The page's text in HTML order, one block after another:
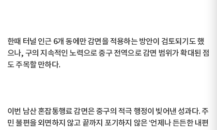
한때 터널 인근 6개 동에만 감면을 적용하는 방안이 검토되기도 했
으나, 구의 지속적인 노력으로 중구 전역으로 감면 범위가 확대된 점
도 주목할 만하다.
이번 남산 혼잡통행료 감면은 중구의 적극 행정이 빚어낸 성과다. 주
민 불편을 외면하지 않고 끝까지 포기하지 않은 ‘언제나 든든한 내편